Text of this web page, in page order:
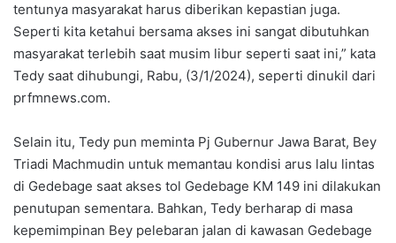
tentunya masyarakat harus diberikan kepastian juga.
Seperti kita ketahui bersama akses ini sangat dibutuhkan
masyarakat terlebih saat musim libur seperti saat ini,” kata
Tedy saat dihubungi, Rabu, (3/1/2024), seperti dinukil dari
prfmnews.com.
Selain itu, Tedy pun meminta Pj Gubernur Jawa Barat, Bey
Triadi Machmudin untuk memantau kondisi arus lalu lintas
di Gedebage saat akses tol Gedebage KM 149 ini dilakukan
penutupan sementara. Bahkan, Tedy berharap di masa
kepemimpinan Bey pelebaran jalan di kawasan Gedebage